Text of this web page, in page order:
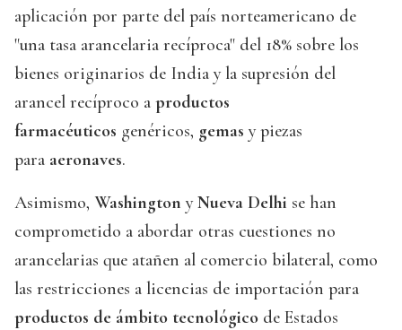
aplicación por parte del país norteamericano de
"una tasa arancelaria recíproca" del 18% sobre los
bienes originarios de India y la supresión del
arancel recíproco a productos
farmacéuticos genéricos, gemas y piezas
para aeronaves.
Asimismo, Washington yNueva Delhi se han
comprometido a abordar otras cuestiones no
arancelarias que atañen al comercio bilateral, como
las restricciones a licencias de importación para
productos de ámbito tecnológico de Estados